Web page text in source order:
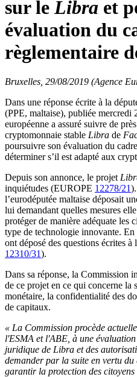
sur le Libra et
évaluation du
règlementaire
Bruxelles, 29/08/2019 (Agence
Dans une réponse écrite à la
(PPE, maltaise), publiée mercredi
européenne a assuré suivre de
cryptomonnaie stable Libra de
poursuivre son évaluation du
déterminer s’il est adapté aux
Depuis son annonce, le projet
inquiétudes (EUROPE 12278/21
l’eurodéputée maltaise déposait
lui demandant quelles mesures
protéger de manière adéquate les
type de technologie innovante. En
ont déposé des questions écrites
12310/31).
Dans sa réponse, la Commission
de ce projet en ce qui concerne
monétaire, la confidentialité des
de capitaux.
« La Commission procède
l'ESMA et l'ABE, à une
juridique de Libra et des
demander par la suite en vertu
garantir la protection des citoyens